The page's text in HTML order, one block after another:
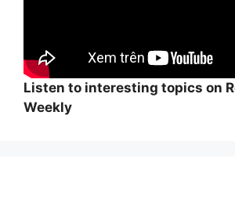
Listen to interesting topics on
Weekly